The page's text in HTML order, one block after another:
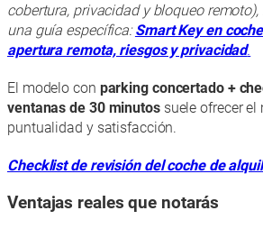
cobertura, privacidad y bloqueo
una guía específica:Smart Key en
apertura remota, riesgos y privacidad.
El modelo con parking concertado +
ventanas de 30 minutossuele ofrecer el
puntualidad y satisfacción.
Checklist de revisión del coche de
Ventajas reales que notarás